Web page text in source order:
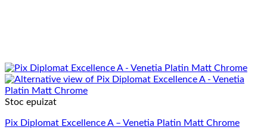
Stoc epuizat
Pix Diplomat Excellence A – Venetia Platin Matt Chrome